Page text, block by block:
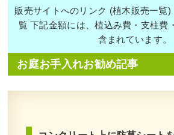
販売サイトへのリンク (植木販売一
覧 下記金額には、植込み費・支柱費
含まれています。
お庭お手入れお勧め記事